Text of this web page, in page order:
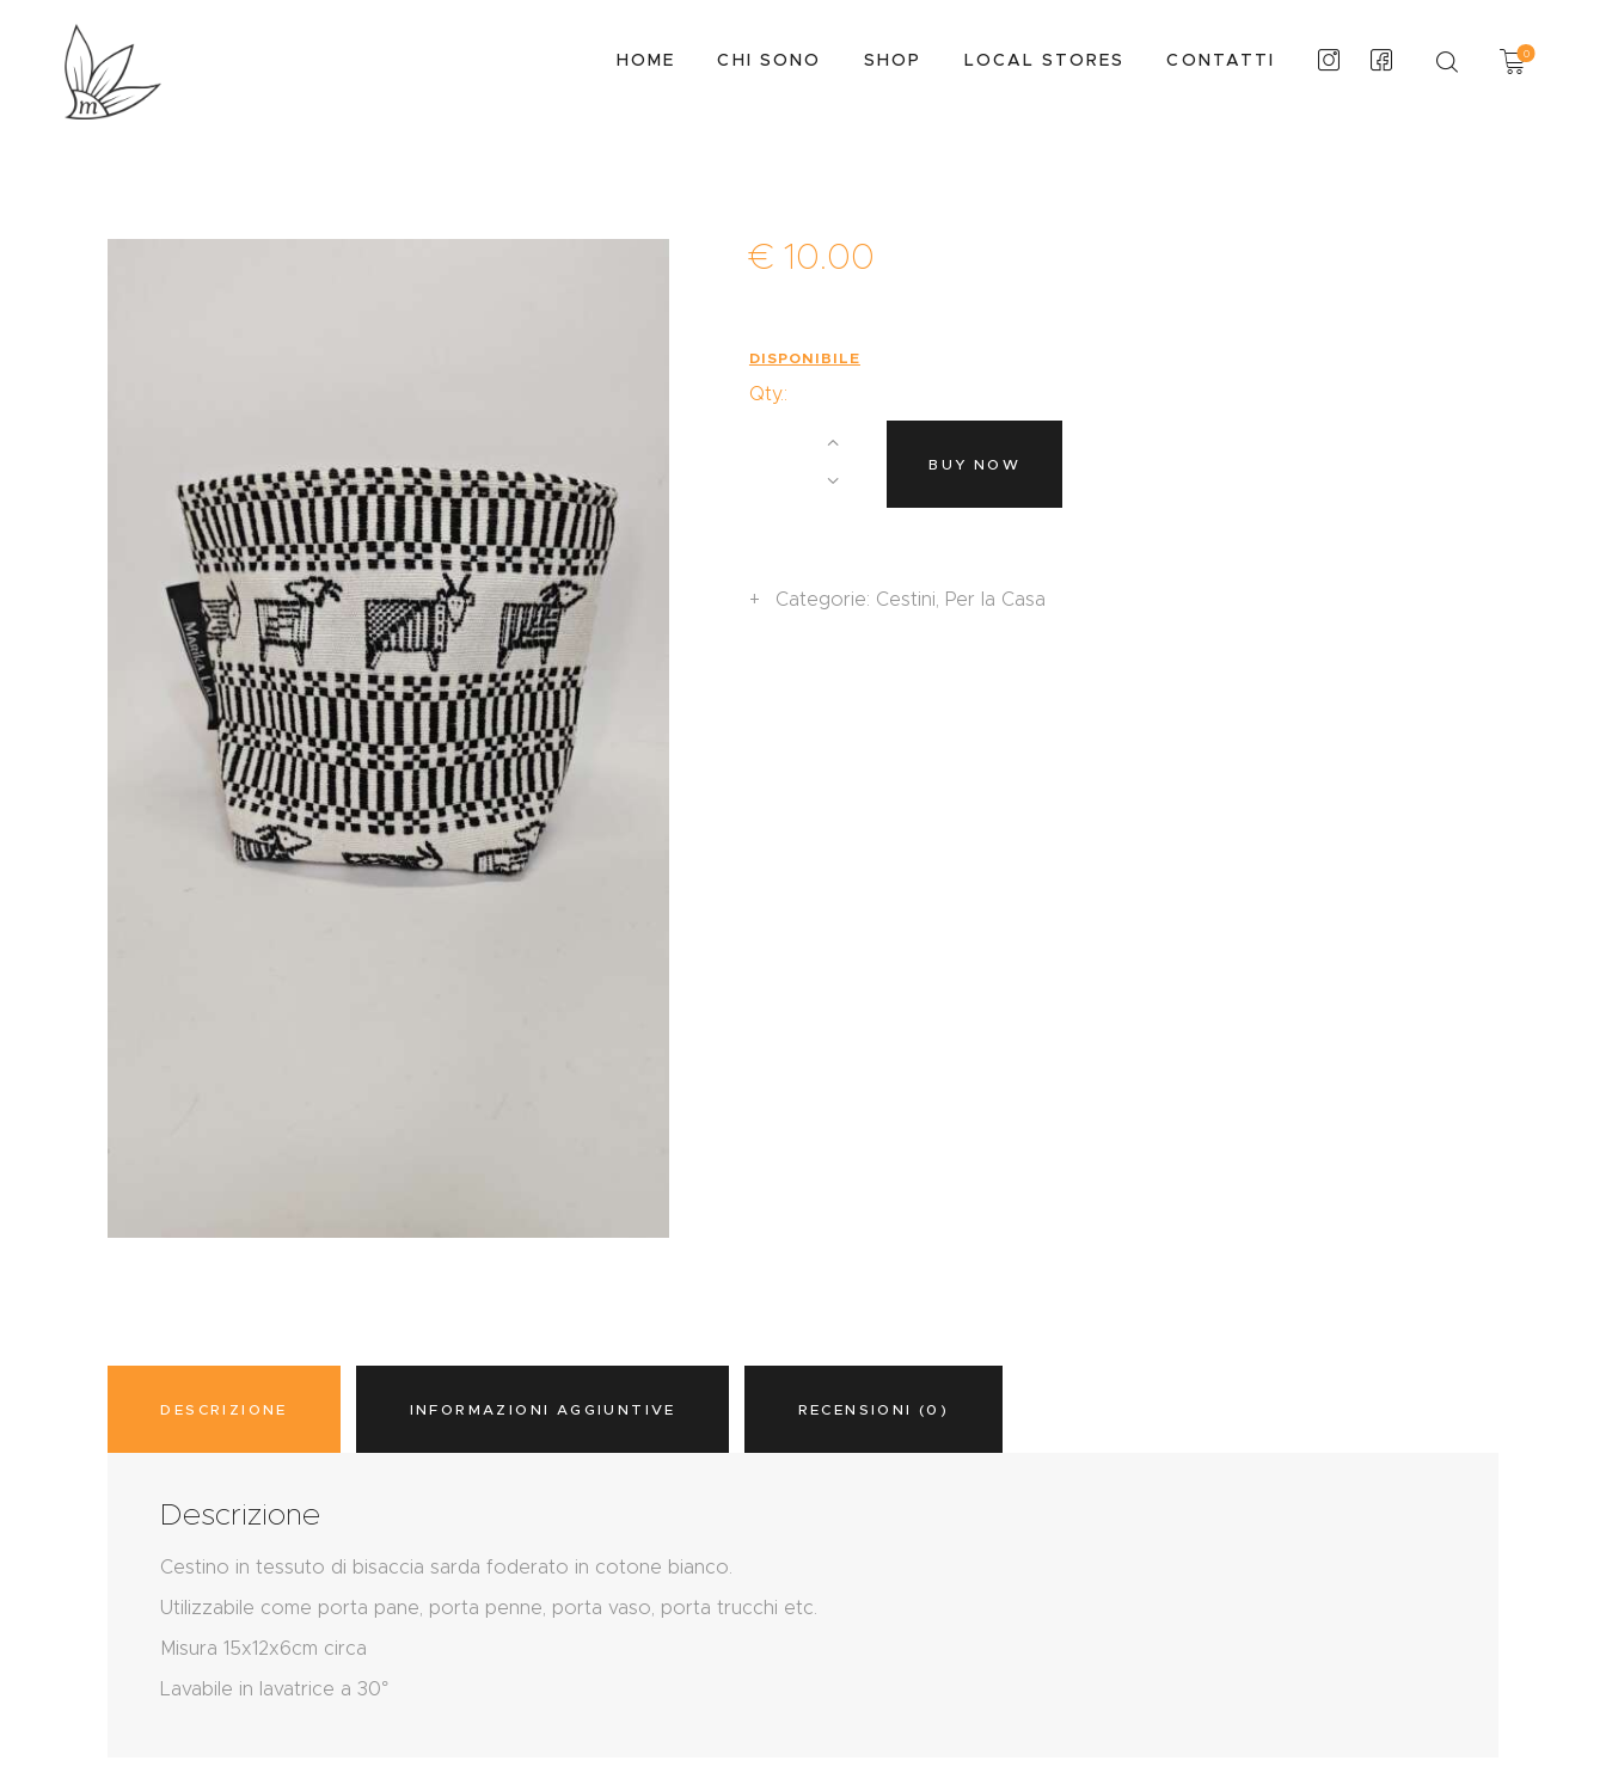
HOME CHI SONO SHOP LOCAL STORES CONTATTI 0
CHI SONO
CONTATTI
€ 10.00
DISPONIBILE
Qty.:
BUY NOW
Categorie: Cestini, Per la Casa
DESCRIZIONE INFORMAZIONI AGGIUNTIVE RECENSIONI (0)
Descrizione
Cestino in tessuto di bisaccia sarda foderato in cotone bianco.
Utilizzabile come porta pane, porta penne, porta vaso, porta trucchi etc.
Misura 15x12x6cm circa
Lavabile in lavatrice a 30°